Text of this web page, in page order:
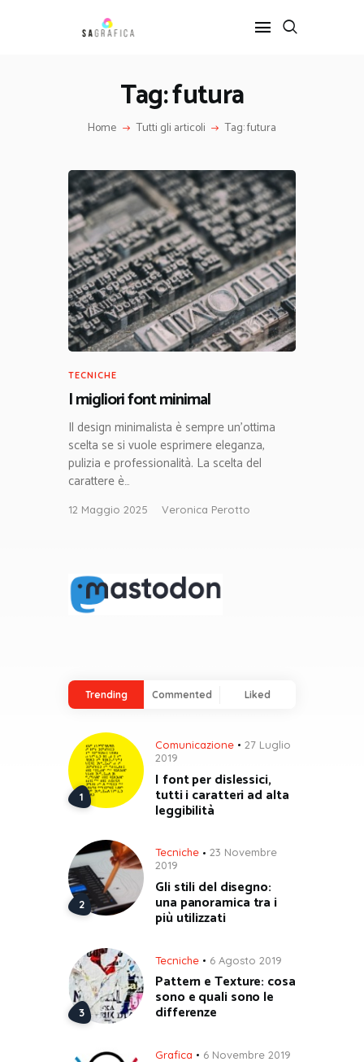
Tag: futura
Home Tutti gli articoli Tag: futura
GRAFICA
INTERIOR DESIGN
SERVIZI
CONTATTI
TECNICHE
I migliori font minimal
Il design minimalista è sempre un’ottima
scelta se si vuole esprimere eleganza,
pulizia e professionalità. La scelta del
carattere è…
12 Maggio 2025 Veronica Perotto
Trending Commented Liked
Comunicazione
27 Luglio
2019
I font per dislessici,
tutti i caratteri ad alta
leggibilità
Tecniche
23 Novembre
2019
Gli stili del disegno:
una panoramica tra i
più utilizzati
Tecniche 6 Agosto 2019
Pattern e Texture: cosa
sono e quali sono le
differenze
Grafica 6 Novembre 2019